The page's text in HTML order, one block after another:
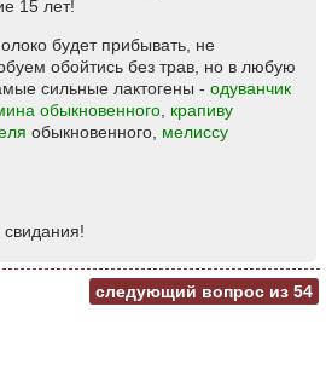
15 лет!
будет прибывать, не
обойтись без трав, но в любую
сильные лактогены - одуванчик
обыкновенного крапиву
обыкновенного, мелиссу
следующий вопрос из 54